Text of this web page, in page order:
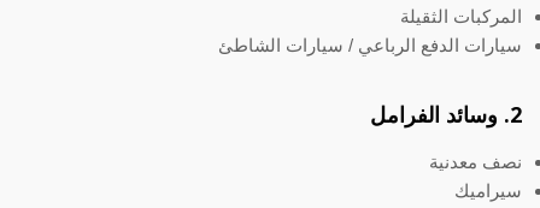
المركبات الثقيلة
سيارات الدفع الرباعي / سيارات الشاطئ
نصف معدنية
سيراميك